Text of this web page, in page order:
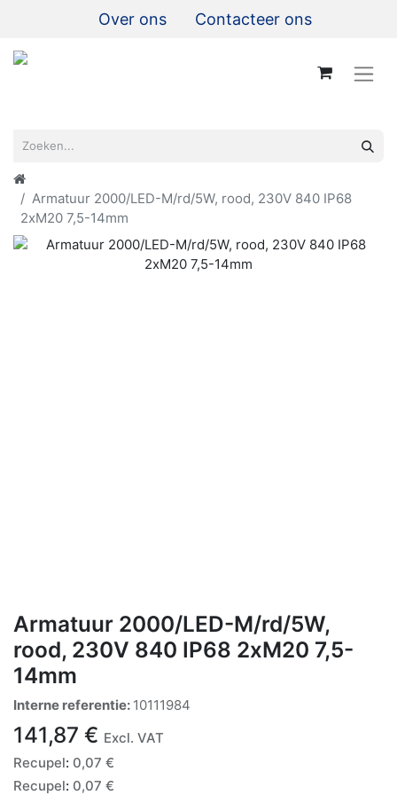
Over ons Contacteer ons
Armatuur 2000/LED-M/rd/5W, rood, 230V 840 IP68
2xM20 7,5-14mm
Armatuur 2000/LED-M/rd/5W,
rood, 230V 840 IP68 2xM20 7,5-
14mm
Interne referentie: 10111984
141,87 € Excl. VAT
Recupel: 0,07 €
Recupel: 0,07 €